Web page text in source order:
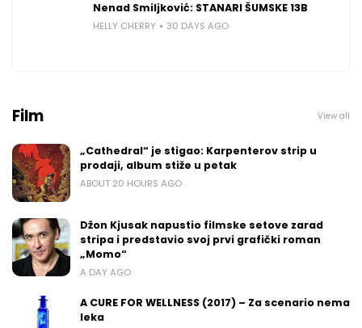
Nenad Smiljković: STANARI ŠUMSKE 13B
HELLY CHERRY 30 DAYS AGO
Film View all
„Cathedral“ je stigao: Karpenterov strip u
prodaji, album stiže u petak
ABOUT 20 HOURS AGO
Džon Kjusak napustio filmske setove zarad
stripa i predstavio svoj prvi grafički roman
„Momo“
A DAY AGO
A CURE FOR WELLNESS (2017) – Za scenario nema
leka